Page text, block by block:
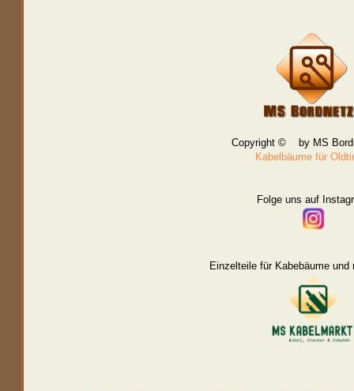
Copyright © by MS
Kabelbäume für
Folge uns auf
Einzelteile für Kabebäume und